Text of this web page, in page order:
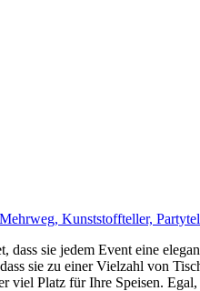
Kunststoffteller,
sie jedem Event eine
sie zu einer Vielzahl von
Platz für Ihre Speisen.